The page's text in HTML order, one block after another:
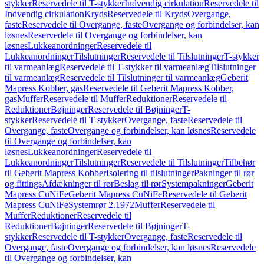
stykkerReservedele til T-stykkerIndvendig cirkulationReservedele til
Indvendig cirkulationKrydsReservedele til KrydsOvergange,
fasteReservedele til Overgange, fasteOvergange og forbindelser, kan
løsnesReservedele til Overgange og forbindelser, kan
løsnesLukkeanordningerReservedele til
LukkeanordningerTilslutningerReservedele til TilslutningerT-stykker
til varmeanlægReservedele til T-stykker til varmeanlægTilslutninger
til varmeanlægReservedele til Tilslutninger til varmeanlægGeberit
Mapress Kobber, gasReservedele til Geberit Mapress Kobber,
gasMufferReservedele til MufferReduktionerReservedele til
ReduktionerBøjningerReservedele til BøjningerT-
stykkerReservedele til T-stykkerOvergange, fasteReservedele til
Overgange, fasteOvergange og forbindelser, kan løsnesReservedele
til Overgange og forbindelser, kan
løsnesLukkeanordningerReservedele til
LukkeanordningerTilslutningerReservedele til TilslutningerTilbehør
til Geberit Mapress KobberIsolering til tilslutningerPakninger til rør
og fittingsAfdækninger til rørBeslag til rørSystempakningerGeberit
Mapress CuNiFeGeberit Mapress CuNiFeReservedele til Geberit
Mapress CuNiFeSystemrør 2.1972MufferReservedele til
MufferReduktionerReservedele til
ReduktionerBøjningerReservedele til BøjningerT-
stykkerReservedele til T-stykkerOvergange, fasteReservedele til
Overgange, fasteOvergange og forbindelser, kan løsnesReservedele
til Overgange og forbindelser, kan